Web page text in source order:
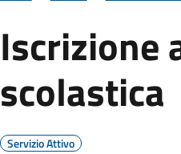
Iscrizione
scolastica
Servizio Attivo